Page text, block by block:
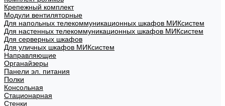
Крепежный комплект
Модули вентиляторные
Для напольных телекоммуникационных шкафов МИКсистем
Для настенных телекоммуникационных шкафов МИКсистем
Для серверных шкафов
Для уличных шкафов МИКсистем
Направляющие
Органайзеры
Панели эл. питания
Полки
Консольная
Стационарная
Стенки